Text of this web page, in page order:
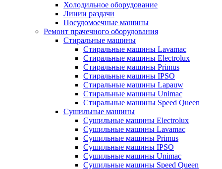
Холодильное оборудование
Линии раздачи
Посудомоечные машины
Ремонт прачечного оборудования
Стиральные машины
Стиральные машины Lavamac
Стиральные машины Electrolux
Стиральные машины Primus
Стиральные машины IPSO
Стиральные машины Lapauw
Стиральные машины Unimac
Стиральные машины Speed Queen
Сушильные машины
Сушильные машины Electrolux
Сушильные машины Lavamac
Сушильные машины Primus
Сушильные машины IPSO
Сушильные машины Unimac
Сушильные машины Speed Queen